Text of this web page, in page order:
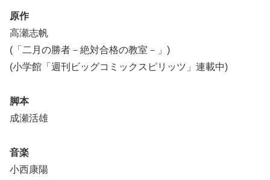
原作
高瀬志帆
(「二月の勝者－絶対合格の教室－」)
(小学館「週刊ビッグコミックスピリッツ」連載中)
脚本
成瀬活雄
音楽
小西康陽